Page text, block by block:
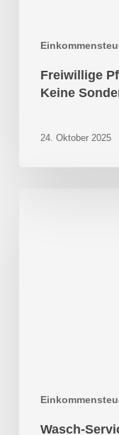
Freiwillige
Keine
24. Oktober 2025
Wasch-